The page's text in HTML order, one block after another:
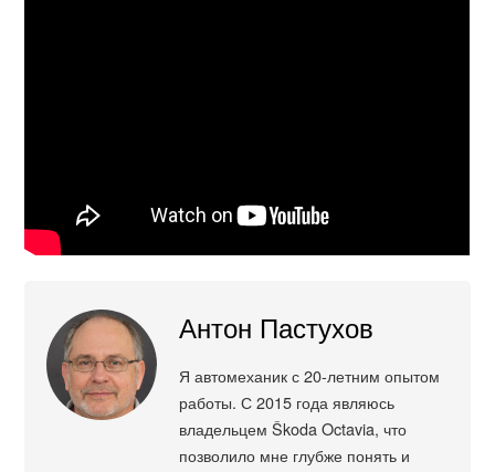
Антон Пастухов
Я автомеханик с 20-летним опытом
работы. С 2015 года являюсь
владельцем Škoda Octavia, что
позволило мне глубже понять и